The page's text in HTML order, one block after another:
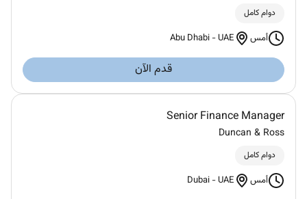
دوام كامل
أمس Abu Dhabi -UAE
قدم الآن
Senior Finance Manager
Duncan & Ross
دوام كامل
أمس Dubai -UAE